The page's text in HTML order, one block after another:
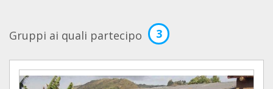
Gruppi ai quali partecipo 3